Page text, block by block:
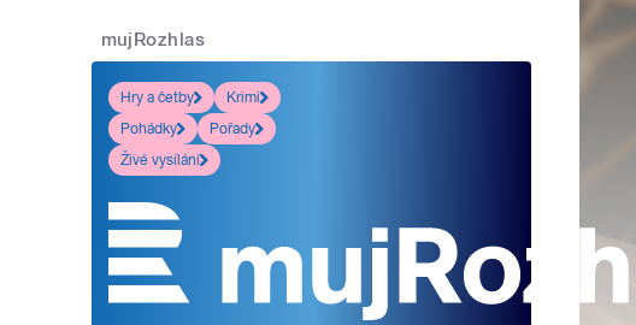
mujRozhlas
Hry a četby
Krimi
Pohádky
Pořady
Živé vysílání